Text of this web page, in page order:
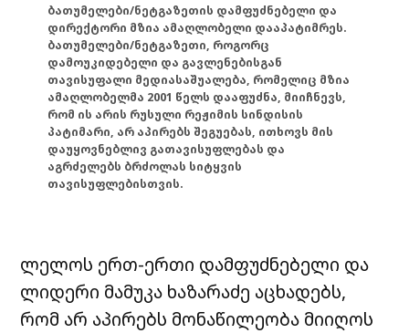
ბათუმელები/ნეტგაზეთის დამფუძნებელი და
დირექტორი მზია ამაღლობელი დააპატიმრეს.
ბათუმელები/ნეტგაზეთი, როგორც
დამოუკიდებელი და გავლენებისგან
თავისუფალი მედიასაშუალება, რომელიც მზია
ამაღლობელმა 2001 წელს დააფუძნა, მიიჩნევს,
რომ ის არის რუსული რეჟიმის სინდისის
პატიმარი, არ აპირებს შეგუებას, ითხოვს მის
დაუყოვნებლივ გათავისუფლებას და
აგრძელებს ბრძოლას სიტყვის
თავისუფლებისთვის.
ლელოს ერთ-ერთი დამფუძნებელი და
ლიდერი მამუკა ხაზარაძე აცხადებს,
რომ არ აპირებს მონაწილეობა მიიღოს